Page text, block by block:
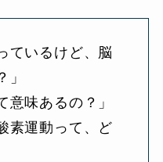
ているけど、脳
」
意味あるの？」
素運動って、ど